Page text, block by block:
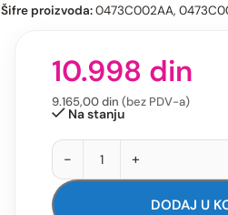
Šifre proizvoda:0473C002AA,
10.998 din
9.165,00din (bez PDV-a)
Na stanju
- +
DODAJ U